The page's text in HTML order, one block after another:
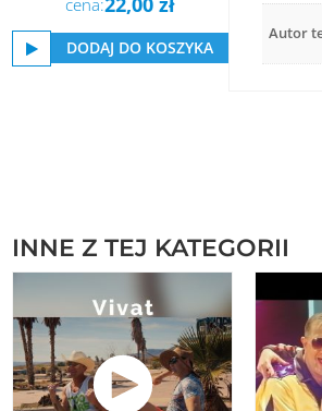
DODAJ DO KOSZYKA
Autor
INNE Z TEJ KATEGORII